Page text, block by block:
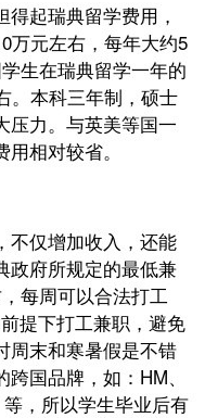
起瑞典留学费用，
万元左右，每年大约5
生在瑞典留学一年的
。本科三年制，硕士
压力。与英美等国一
相对较省。
仅增加收入，还能
政府所规定的最低兼
每周可以合法打工
提下打工兼职，避免
周末和寒暑假是不错
国品牌，如：HM、
，所以学生毕业后有